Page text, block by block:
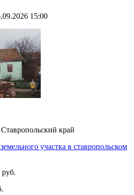
15:00
Ставропольский край
участка в ставропольском
руб.